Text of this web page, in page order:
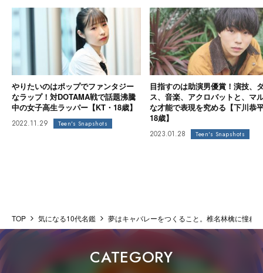
やりたいのはポップでファンタジー
なラップ！対DOTAMA戦で話題沸騰
中の女子高生ラッパー【KT・18歳】
2022.11.29 Teen's Snapshots
目指すのは助演男優賞！演技、
ス、音楽、アクロバットと、マ
な才能で表現を究める【下川恭
18歳】
2023.01.28 Teen's Snapshots
TOP 気になる10代名鑑 夢はキャバレーをつくること。椎名林檎に憧れ
CATEGORY